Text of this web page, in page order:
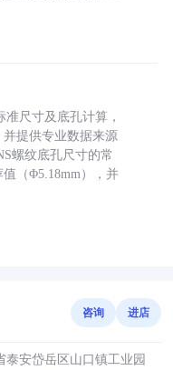
尺寸及底孔计算，
提供专业数据来源
螺纹底孔尺寸的常
（Φ5.18mm），并
咨询 进店
安岱岳区山口镇工业园